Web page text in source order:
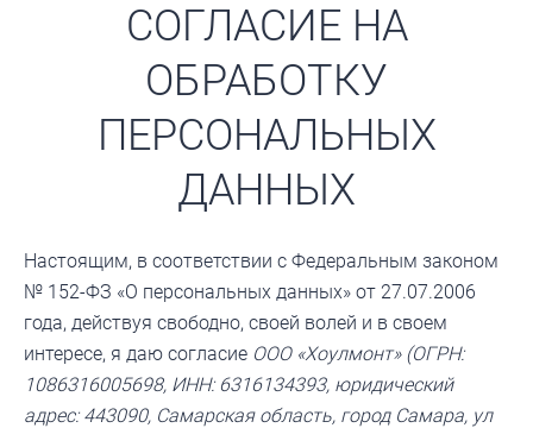
СОГЛАСИЕ НА
ОБРАБОТКУ
ПЕРСОНАЛЬНЫХ
ДАННЫХ
Настоящим, в соответствии с Федеральным законом
№ 152-ФЗ «О персональных данных» от 27.07.2006
года, действуя свободно, своей волей и в своем
интересе, я даю согласие ООО «Хоулмонт» (ОГРН:
1086316005698, ИНН: 6316134393, юридический
адрес: 443090, Самарская область, город Самара, ул